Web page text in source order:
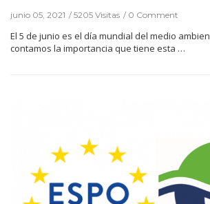
junio 05, 2021 5205 Visitas 0 Comment
El 5 de junio es el día mundial del medio
contamos la importancia que tiene esta …